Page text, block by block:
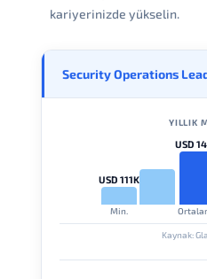
kariyerinizde yükselin.
Security Operations
YILLIK
USD 111K
Min.
USD
Kaynak: